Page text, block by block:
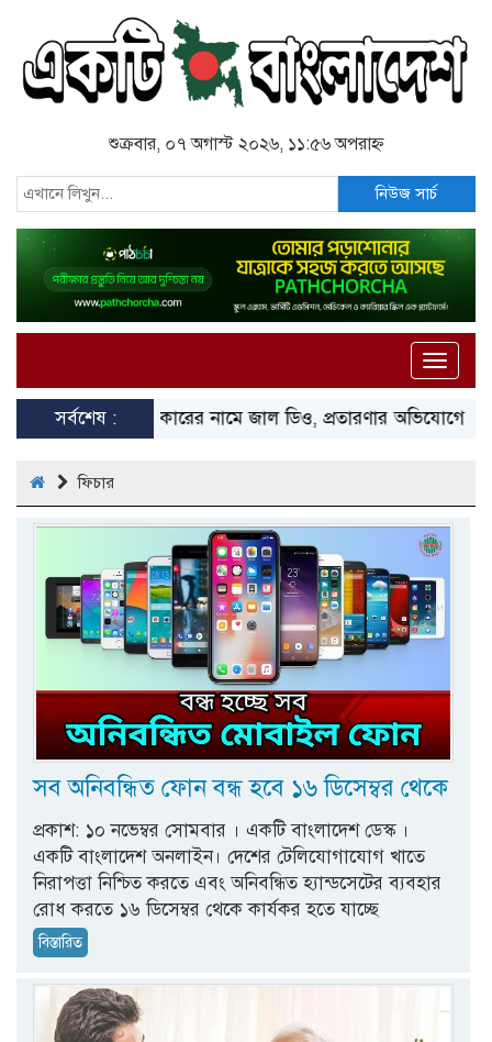
শুক্রবার, ০৭ অগাস্ট ২০২৬, ১১:৫৬ অপরাহ্ন
নিউজ সার্চ
Toggle
সর্বশেষ :স্পিকারের নামে জাল ডিও, প্রতারণার অভিযোগে
ফিচার
সব অনিবন্ধিত ফোন বন্ধ হবে ১৬ ডিসেম্বর থেকে
প্রকাশ: ১০ নভেম্বর সোমবার । একটি বাংলাদেশ ডেস্ক ।
একটি বাংলাদেশ অনলাইন। দেশের টেলিযোগাযোগ খাতে
নিরাপত্তা নিশ্চিত করতে এবং অনিবন্ধিত হ্যান্ডসেটের ব্যবহার
রোধ করতে ১৬ ডিসেম্বর থেকে কার্যকর হতে যাচ্ছে
বিস্তারিত